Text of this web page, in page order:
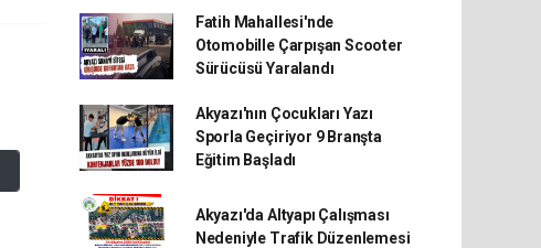
Fatih Mahallesi'nde
Otomobille Çarpışan Scooter
Sürücüsü Yaralandı
Akyazı'nın Çocukları Yazı
Sporla Geçiriyor 9 Branşta
Eğitim Başladı
Akyazı'da Altyapı Çalışması
Nedeniyle Trafik Düzenlemesi